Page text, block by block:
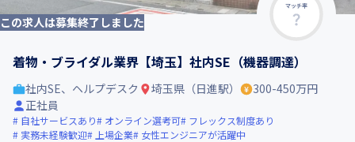
マッチ率
この求人は募集終了しました
着物・ブライダル業界【埼玉】社内SE（機器調達）
社内SE、ヘルプデスク 埼玉県（日進駅）
300-450万円
正社員
自社サービスあり オンライン選考可
フレックス制度あり
実務未経験歓迎
上場企業 女性エンジニアが活躍中